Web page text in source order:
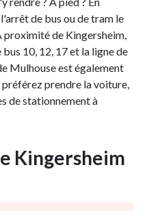
de bus ou de tram le
proximité de Kingersheim,
10, 12, 17 et la ligne de
Mulhouse est également
prendre la voiture,
de stationnement à
Kingersheim